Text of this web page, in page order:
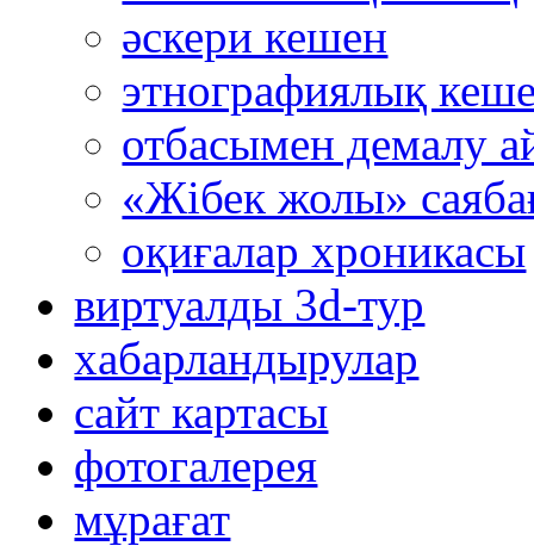
әскери кешен
этнографиялық
отбасымен демалу
«Жібек жолы»
оқиғалар хроникасы
виртуалды 3d-тур
xабарландырулар
сайт картасы
фотогалерея
мұрағат